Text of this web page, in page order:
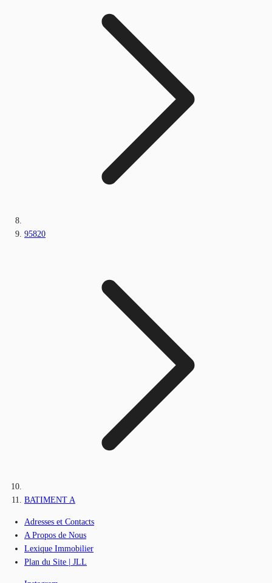
95820
BATIMENT A
Adresses et Contacts
A Propos de Nous
Lexique Immobilier
Plan du Site | JLL